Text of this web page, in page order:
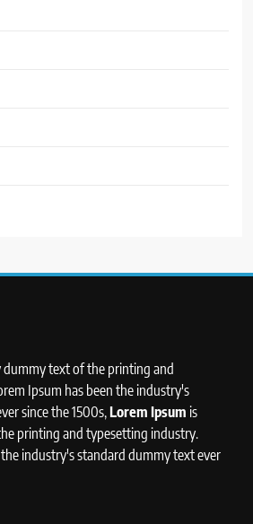
dummy text of the printing and
Ipsum has been the industry's
since the 1500s,Lorem Ipsum is
printing and typesetting industry.
industry's standard dummy text ever